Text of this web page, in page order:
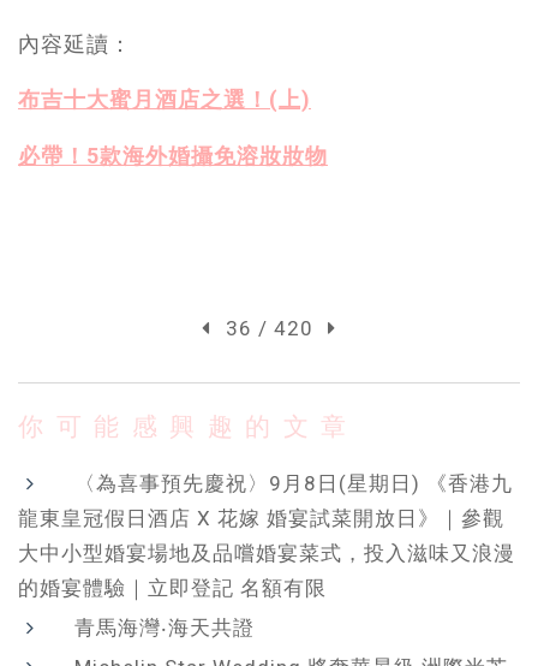
內容延讀：
布吉十大蜜月酒店之選！(上)
必帶！5款海外婚攝免溶妝妝物
36 / 420
你可能感興趣的文章
〈為喜事預先慶祝〉9月8日(星期日) 《香港九
龍東皇冠假日酒店 X 花嫁 婚宴試菜開放日》｜參觀
大中小型婚宴場地及品嚐婚宴菜式，投入滋味又浪漫
的婚宴體驗｜立即登記 名額有限
青馬海灣‧海天共證